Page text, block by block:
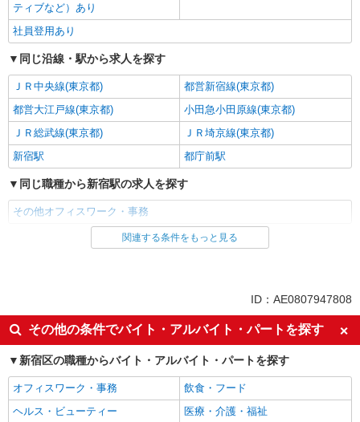
ティブなど）あり
社員登用あり
同じ沿線・駅から求人を探す
ＪＲ中央線(東京都)
都営新宿線(東京都)
都営大江戸線(東京都)
小田急小田原線(東京都)
ＪＲ総武線(東京都)
ＪＲ埼京線(東京都)
新宿駅
都庁前駅
同じ職種から新宿駅の求人を探す
その他オフィスワーク・事務
同じ雇用形態から新宿駅の求人を探す
即日勤務OK
履歴書不要
Web面接OK
未経験歓迎
英語が活かせる
語学力を活かせる（英語以外）
高収入・高額
ボーナス・賞与あり
昇給あり
日払い
関連する条件をもっと見る
ID：AE0807947808
その他の条件でバイト・アルバイト・パートを探す
新宿区の職種からバイト・アルバイト・パートを探す
オフィスワーク・事務
飲食・フード
ヘルス・ビューティー
医療・介護・福祉